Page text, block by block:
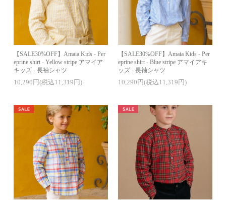
【SALE30%OFF】Amaia Kids - Per
eprine shirt - Yellow stripe アマイア
キッズ - 長袖シャツ
10,290円(税込11,319円)
【SALE30%OFF】Amaia Kids - Per
eprine shirt - Blue stripe アマイアキ
ッズ - 長袖シャツ
10,290円(税込11,319円)